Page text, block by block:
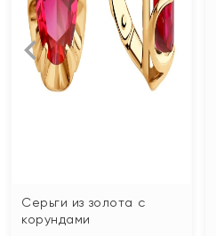
Серьги из золота с
корундами